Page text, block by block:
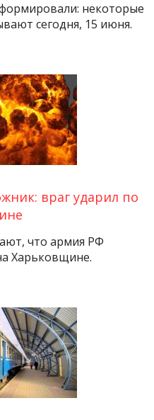
некоторые
сегодня, 15 июня.
враг ударил по
что армия РФ
Харьковщине.